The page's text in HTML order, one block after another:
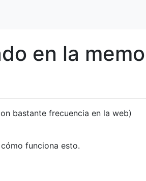
en la
bastante frecuencia en la web)
funciona esto.